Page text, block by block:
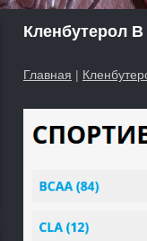
Кленбутерол
Главная |